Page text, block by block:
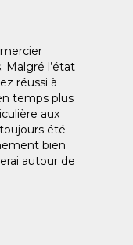
Malgré l’état
réussi à
temps plus
aux
été
bien
autour de